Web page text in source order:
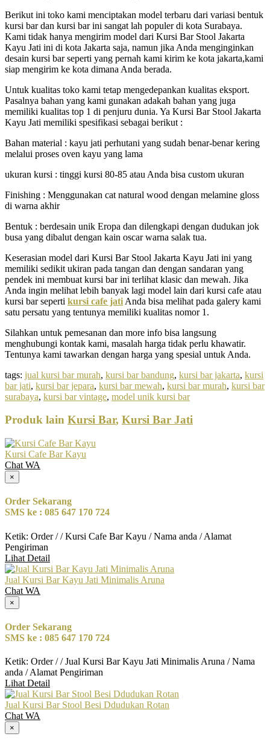
Berikut ini toko kami menciptakan model terbaru dari variasi bentuk
kursi bar dan kursi bar ini sangat lah populer di kota Surabaya.
Kami tidak hanya mengirim model dari Kursi Bar Stool Jakarta
Kayu Jati ini di kota Jakarta saja, namun jika Anda menginginkan
desain kursi bar seperti yang pernah kami kirim ke kota jakarta,kami
siap mengirim ke kota dimana Anda berada.
Untuk kualitas toko kami tetap mengedepankan kualitas eksport.
Pasalnya bahan yang kami gunakan adakah bahan yang juga
memiliki kualitas top 1 di penjuru dunia. Ya Kursi Bar Stool Jakarta
Kayu Jati memiliki spesifikasi sebagai berikut :
Bahan material : kayu jati perhutani yang sudah benar-benar kering
melalui proses oven kayu yang lama
ukuran kursi : tinggi kursi 80-85 atau Anda bisa custom ukuran
Finishing : Menggunakan cat natural wood dengan melamine gloss
di warna akhir
Bentuk : berdesain unik Eropa dan dilengkapi dengan dudukan jok
busa yang dibalut dengan kain oscar warna salak tua.
Keserasian model dari Kursi Bar Stool Jakarta Kayu Jati ini yang
memiliki sedikit ukiran pada tangan dan dengan sandaran yang
pendek ini membuat kursi bar ini terlihat klasic dan mewah. Jika
Anda ingin melihat lebih banyak lagi model lain dari kursi cafe atau
kursi bar seperti kursi cafe jati Anda bisa melihat pada galery kami
satu persatu yang tentunya memiliki kualitas nomor 1.
Silahkan untuk pemesanan dan more info bisa langsung
menghubungi kontak kami, masalah harga tidak perlu khawatir.
Tentunya kami tawarkan dengan harga yang spesial untuk Anda.
tags: jual kursi bar murah, kursi bar bandung, kursi bar jakarta, kursi
bar jati, kursi bar jepara, kursi bar mewah, kursi bar murah, kursi bar
surabaya, kursi bar vintage, model unik kursi bar
Produk lain Kursi Bar, Kursi Bar Jati
Kursi Cafe Bar Kayu
Chat WA
×
Order Sekarang
SMS ke : 085 647 170 724
Ketik: Order / / Kursi Cafe Bar Kayu / Nama anda / Alamat
Pengiriman
Lihat Detail
Jual Kursi Bar Kayu Jati Minimalis Aruna
Chat WA
×
Order Sekarang
SMS ke : 085 647 170 724
Ketik: Order / / Jual Kursi Bar Kayu Jati Minimalis Aruna / Nama
anda / Alamat Pengiriman
Lihat Detail
Jual Kursi Bar Stool Besi Ddudukan Rotan
Chat WA
×